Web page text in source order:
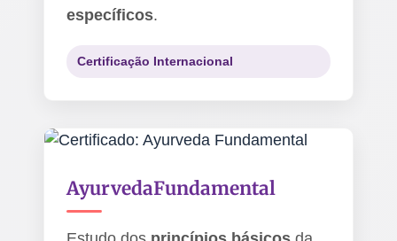
específicos.
Certificação Internacional
AyurvedaFundamental